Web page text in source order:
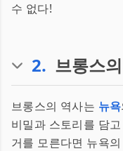
수 없다!
2. 브롱스
브롱스의 역사는 뉴욕
비밀과 스토리를 담
거를 모른다면 뉴욕